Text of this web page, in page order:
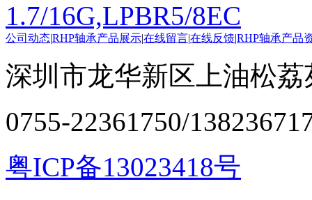
1.7/16G,LPBR5/8EC
公司动态RHP轴承产品展示在线留言在线反馈RHP轴承产品
深圳市龙华新区上油松
0755-22361750/
粤ICP备13023418号